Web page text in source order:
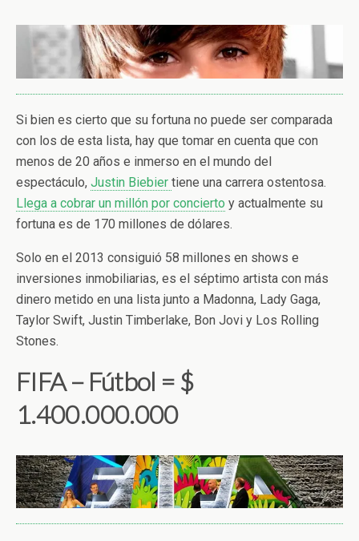
Si bien es cierto que su fortuna no puede ser comparada
con los de esta lista, hay que tomar en cuenta que con
menos de 20 años e inmerso en el mundo del
espectáculo, Justin Biebier tiene una carrera ostentosa.
Llega a cobrar un millón por concierto y actualmente su
fortuna es de 170 millones de dólares.
Solo en el 2013 consiguió 58 millones en shows e
inversiones inmobiliarias, es el séptimo artista con más
dinero metido en una lista junto a Madonna, Lady Gaga,
Taylor Swift, Justin Timberlake, Bon Jovi y Los Rolling
Stones.
FIFA – Fútbol = $
1.400.000.000